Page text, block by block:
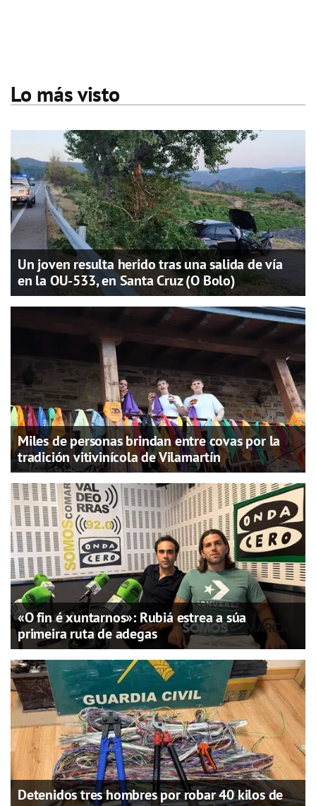
Lo más visto
Un joven resulta herido tras una salida de vía
en la OU-533, en Santa Cruz (O Bolo)
Miles de personas brindan entre covas por la
tradición vitivinícola de Vilamartín
«O fin é xuntarnos»: Rubiá estrea a súa
primeira ruta de adegas
Detenidos tres hombres por robar 40 kilos de